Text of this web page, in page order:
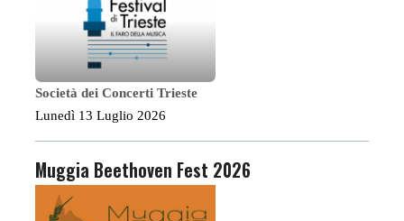
Società dei Concerti Trieste
Lunedì 13 Luglio 2026
Muggia Beethoven Fest 2026